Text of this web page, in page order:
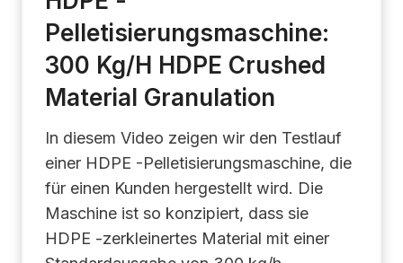
Pelletisierungsmaschine:
300 Kg/h HDPE Crushed
Material Granulation
In diesem Video zeigen wir den Testlauf
einer HDPE -Pelletisierungsmaschine, die
für einen Kunden hergestellt wird. Die
Maschine ist so konzipiert, dass sie
HDPE -zerkleinertes Material mit einer